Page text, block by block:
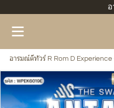
อารมณ์ดีทัวร์ R Rom D Experience